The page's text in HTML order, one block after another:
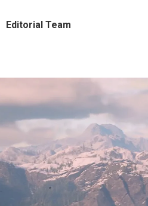
Editorial Team